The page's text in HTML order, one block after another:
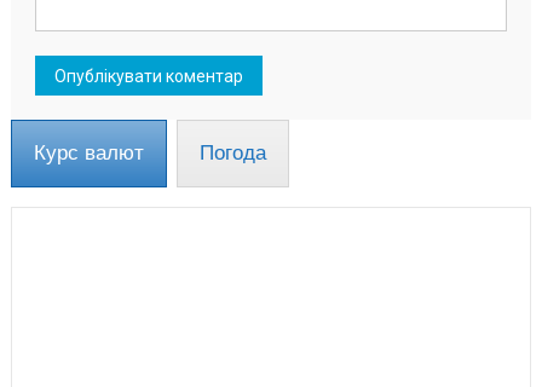
Курс валют Погода